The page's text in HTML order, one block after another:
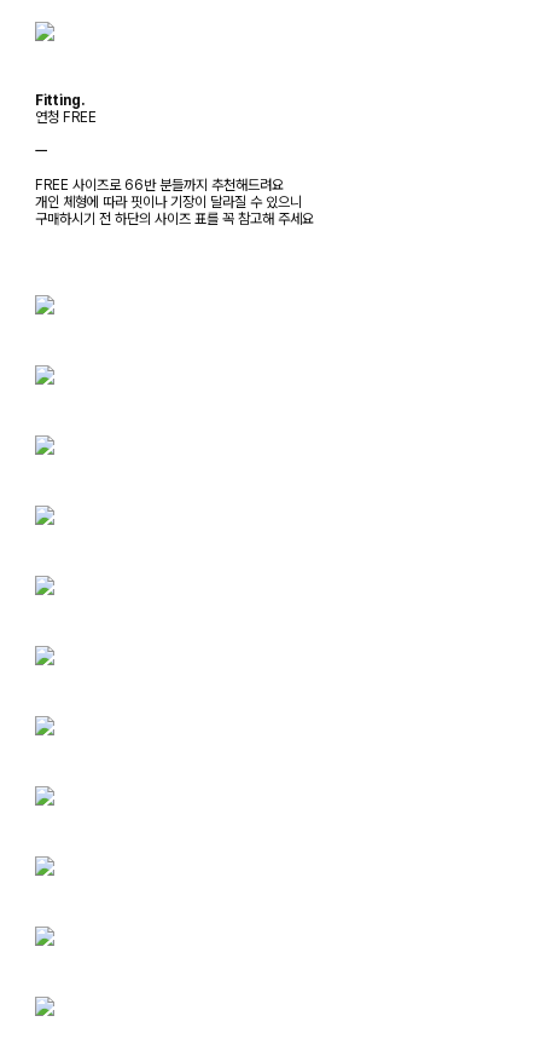
Fitting.
연청 FREE
ㅡ
FREE 사이즈로 66반 분들까지 추천해드려요
개인 체형에 따라 핏이나 기장이 달라질 수 있으니
구매하시기 전 하단의 사이즈 표를 꼭 참고해 주세요